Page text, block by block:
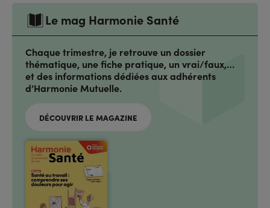
Le mag Harmonie Santé
Chaque trimestre, je retrouve un dossier
thématique, une fiche pratique, un vrai/faux,…
et des informations dédiées aux adhérents
d’Harmonie Mutuelle.
DÉCOUVRIR LE MAGAZINE